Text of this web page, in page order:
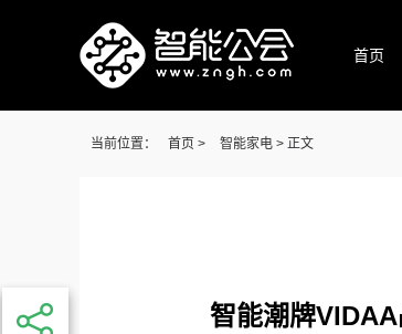
首页
当前位置： 首页 > 智能家电 > 正文
智能潮牌